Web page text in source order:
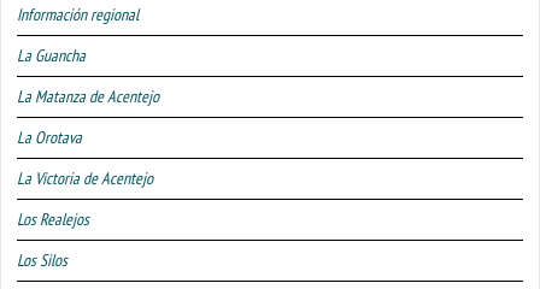
Información regional
La Guancha
La Matanza de Acentejo
La Orotava
La Victoria de Acentejo
Los Realejos
Los Silos